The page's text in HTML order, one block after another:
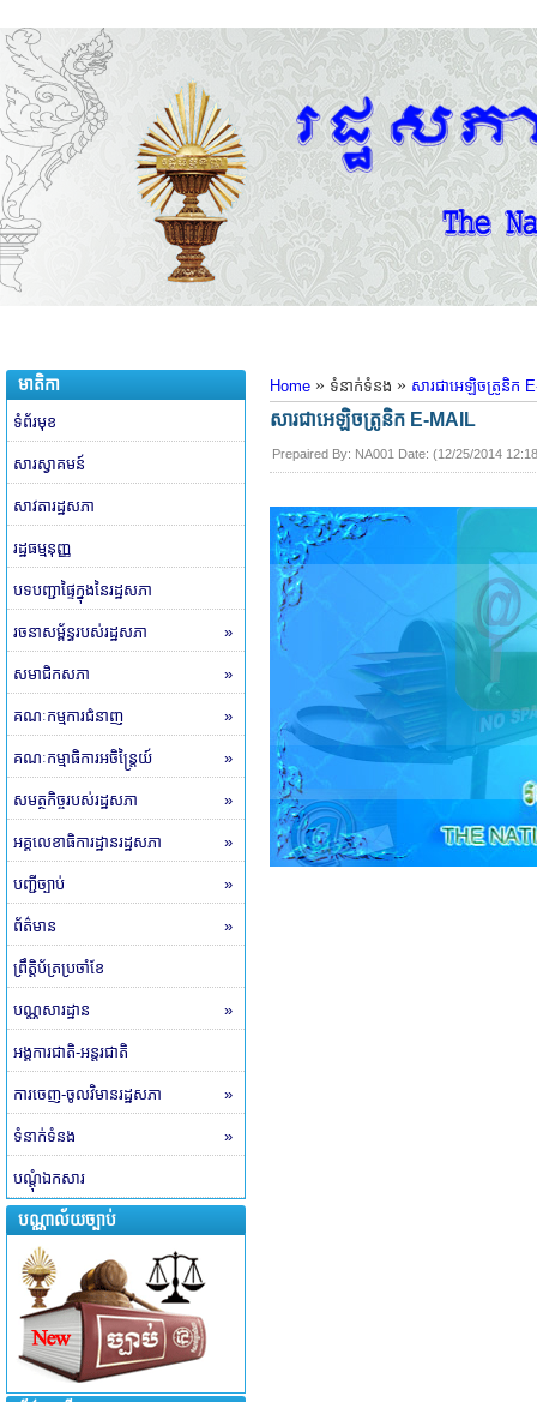
មាតិកា
ទំព័រមុខ
សារស្វាគមន៍
សាវតារដ្ឋសភា
រដ្ឋធម្មនុញ្ញ
បទបញ្ជាផ្ទៃក្នុងនៃរដ្ឋសភា
រចនាសម្ព័ន្ធរបស់រដ្ឋសភា »
សមាជិកសភា »
គណៈកម្មការជំនាញ »
គណៈកម្មាធិការអចិន្ត្រៃយ៍ »
សមត្ថកិច្ចរបស់រដ្ឋសភា »
អគ្គលេខាធិការដ្ឋានរដ្ឋសភា »
បញ្ជីច្បាប់ »
ព័ត៌មាន »
ព្រឹត្តិប័ត្រប្រចាំខែ
បណ្ណសារដ្ឋាន »
អង្គការជាតិ-អន្តរជាតិ
ការចេញ-ចូលវិមានរដ្ឋសភា »
ទំនាក់ទំនង »
បណ្តុំឯកសារ
បណ្ណាល័យច្បាប់
Home » ទំនាក់ទំនង » សារជាអេឡិចត្រូនិក​
សារជាអេឡិចត្រូនិក​ E-MAIL
Prepaired By: NA001 ​ Date: (12/25/2014